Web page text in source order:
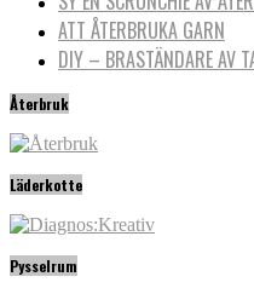
ATT ÅTERBRUKA GARN
DIY – BRASTÄNDARE AV
Återbruk
Läderkotte
Pysselrum